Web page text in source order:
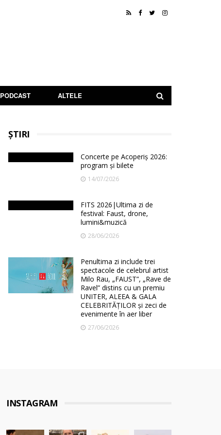
PODCAST ALTELE
ȘTIRI
Concerte pe Acoperiș 2026:
program și bilete
14/07/2026
FITS 2026|Ultima zi de
festival: Faust, drone,
lumini&muzică
28/06/2026
Penultima zi include trei
spectacole de celebrul artist
Milo Rau, „FAUST”, „Rave de
Ravel” distins cu un premiu
UNITER, ALEEA & GALA
CELEBRITĂȚILOR și zeci de
evenimente în aer liber
27/06/2026
INSTAGRAM